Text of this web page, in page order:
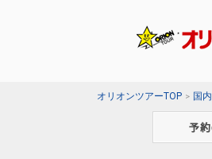
オリオンツアーTOP 国